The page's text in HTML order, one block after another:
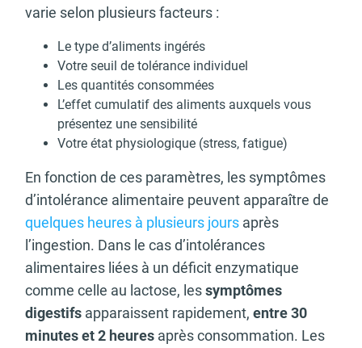
varie selon plusieurs facteurs :
Le type d’aliments ingérés
Votre seuil de tolérance individuel
Les quantités consommées
L’effet cumulatif des aliments auxquels vous
présentez une sensibilité
Votre état physiologique (stress, fatigue)
En fonction de ces paramètres, les symptômes
d’intolérance alimentaire peuvent apparaître de
quelques heures à plusieurs jours après
l’ingestion. Dans le cas d’intolérances
alimentaires liées à un déficit enzymatique
comme celle au lactose, lessymptômes
digestifs apparaissent rapidement, entre 30
minutes et 2 heures après consommation. Les